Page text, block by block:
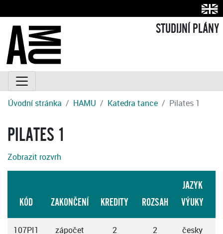
STUDIJNÍ PLÁNY
Úvodní stránka HAMU Katedra tance Pilates 1
PILATES 1
Zobrazit rozvrh
KÓD ZAKONČENÍ KREDITY ROZSAH
JAZYK
VÝUKY
107PI1 zápočet 2
2
česky